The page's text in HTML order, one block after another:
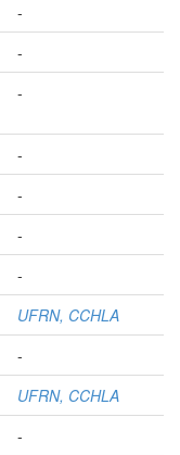
-
-
-
-
-
-
-
UFRN, CCHLA
-
UFRN, CCHLA
-